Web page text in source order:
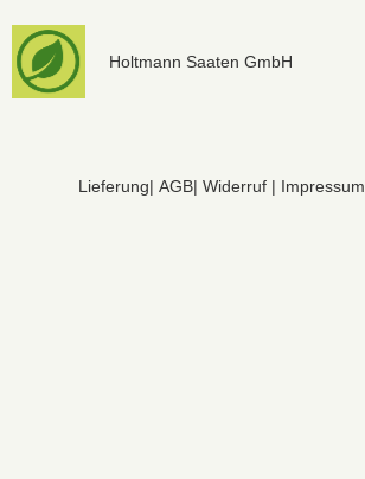
Holtmann Saaten GmbH
Lieferung| AGB| Widerruf | Impressum